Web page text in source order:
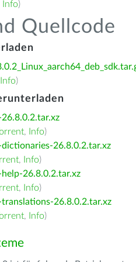
Info)
Quellcode
Info)
, Info)
dictionaries-26.8.0.2.tar.xz
, Info)
help-26.8.0.2.tar.xz
, Info)
translations-26.8.0.2.tar.xz
, Info)